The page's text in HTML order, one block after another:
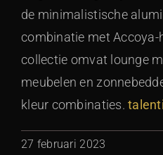
de minimalistische
combinatie met Accoya-
collectie omvat lounge
meubelen en
kleur combinaties.
27 februari 2023